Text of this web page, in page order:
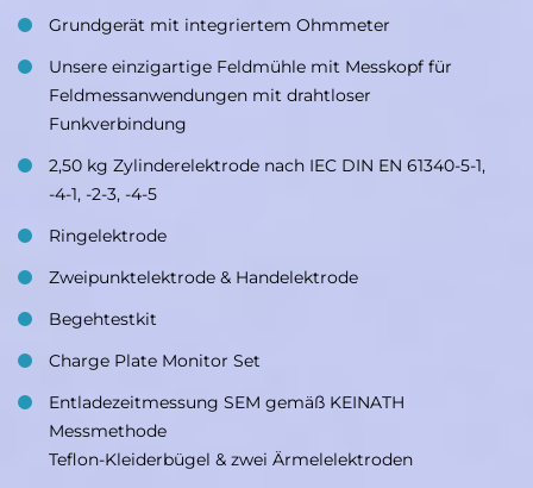
Grundgerät mit integriertem Ohmmeter
Unsere einzigartige Feldmühle mit Messkopf für
Feldmessanwendungen mit drahtloser
Funkverbindung
2,50 kg Zylinderelektrode nach IEC DIN EN 61340-5-1,
-4-1, -2-3, -4-5
Ringelektrode
Zweipunktelektrode & Handelektrode
Begehtestkit
Charge Plate Monitor Set
Entladezeitmessung SEM gemäß KEINATH
Messmethode
Teflon-Kleiderbügel & zwei Ärmelelektroden